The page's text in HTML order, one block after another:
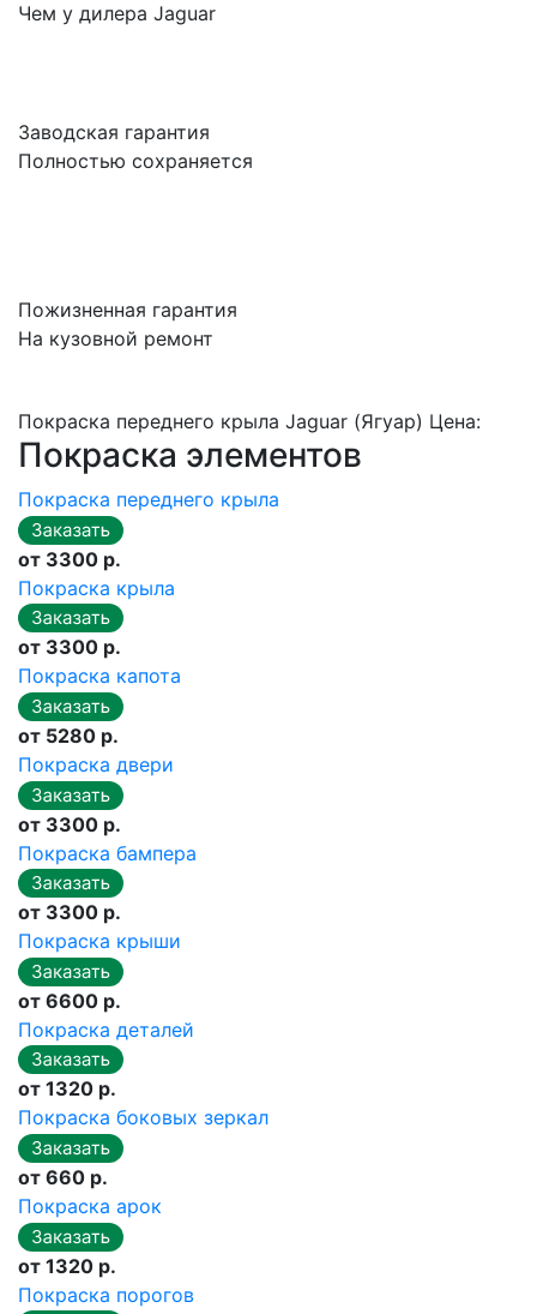
Чем у дилера Jaguar
Заводская гарантия
Полностью сохраняется
Пожизненная гарантия
На кузовной ремонт
Покраска переднего крыла Jaguar (Ягуар) Цена:
Покраска элементов
Покраска переднего крыла
от 3300 р.
Покраска крыла
от 3300 р.
Покраска капота
от 5280 р.
Покраска двери
от 3300 р.
Покраска бампера
от 3300 р.
Покраска крыши
от 6600 р.
Покраска деталей
от 1320 р.
Покраска боковых зеркал
от 660 р.
Покраска арок
от 1320 р.
Покраска порогов